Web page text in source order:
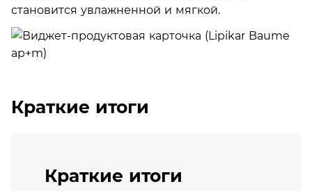
становится увлажненной и мягкой.
Краткие итоги
Краткие итоги